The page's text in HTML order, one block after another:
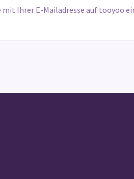
mit Ihrer E-Mailadresse auf tooyoo